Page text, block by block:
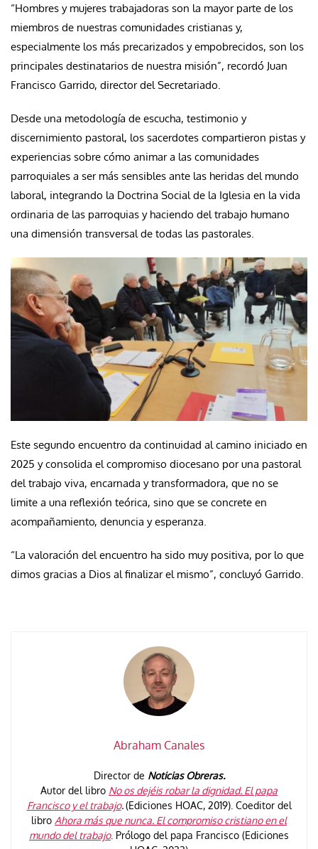
“Hombres y mujeres trabajadoras son la mayor parte de los
miembros de nuestras comunidades cristianas y,
especialmente los más precarizados y empobrecidos, son los
principales destinatarios de nuestra misión”, recordó Juan
Francisco Garrido, director del Secretariado.
Desde una metodología de escucha, testimonio y
discernimiento pastoral, los sacerdotes compartieron pistas y
experiencias sobre cómo animar a las comunidades
parroquiales a ser más sensibles ante las heridas del mundo
laboral, integrando la Doctrina Social de la Iglesia en la vida
ordinaria de las parroquias y haciendo del trabajo humano
una dimensión transversal de todas las pastorales.
Este segundo encuentro da continuidad al camino iniciado en
2025 y consolida el compromiso diocesano por una pastoral
del trabajo viva, encarnada y transformadora, que no se
limite a una reflexión teórica, sino que se concrete en
acompañamiento, denuncia y esperanza.
“La valoración del encuentro ha sido muy positiva, por lo que
dimos gracias a Dios al finalizar el mismo”, concluyó Garrido.
Abraham Canales
Director de Noticias Obreras.
Autor del libro No os dejéis robar la dignidad. El papa
Francisco y el trabajo.(Ediciones HOAC, 2019). Coeditor del
libro Ahora más que nunca. El compromiso cristiano en el
mundo del trabajo. Prólogo del papa Francisco (Ediciones